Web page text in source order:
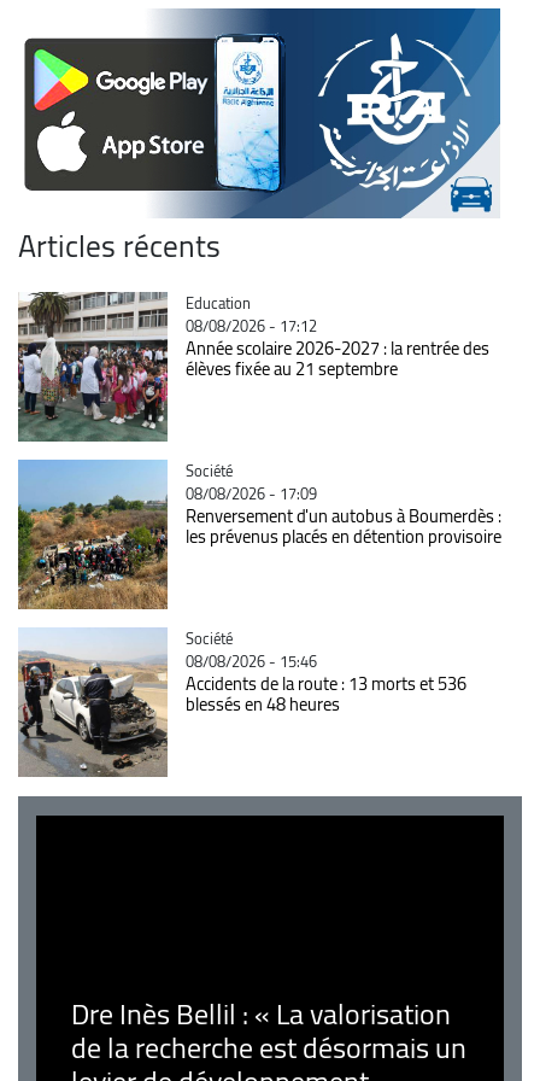
Articles récents
Catégorie
Education
08/08/2026 - 17:12
Année scolaire 2026-2027 : la rentrée des
élèves fixée au 21 septembre
Catégorie
Société
08/08/2026 - 17:09
Renversement d'un autobus à Boumerdès :
les prévenus placés en détention provisoire
Catégorie
Société
08/08/2026 - 15:46
Accidents de la route : 13 morts et 536
blessés en 48 heures
Dre Inès Bellil : « La valorisation
de la recherche est désormais un